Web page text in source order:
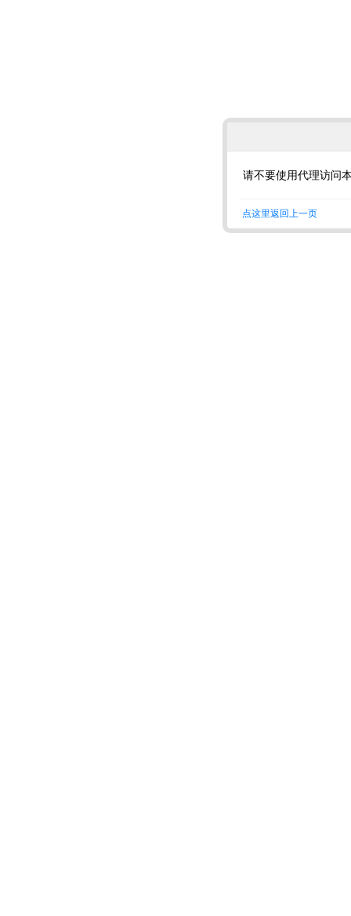
请不要使用代理访问
点这里返回上一页